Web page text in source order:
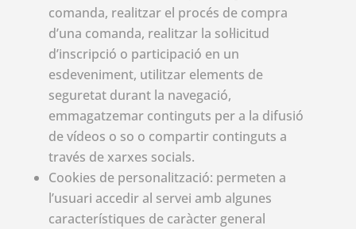
comanda, realitzar el procés de compra
d’una comanda, realitzar la sol·licitud
d’inscripció o participació en un
esdeveniment, utilitzar elements de
seguretat durant la navegació,
emmagatzemar continguts per a la difusió
de vídeos o so o compartir continguts a
través de xarxes socials.
Cookies de personalització: permeten a
l’usuari accedir al servei amb algunes
característiques de caràcter general